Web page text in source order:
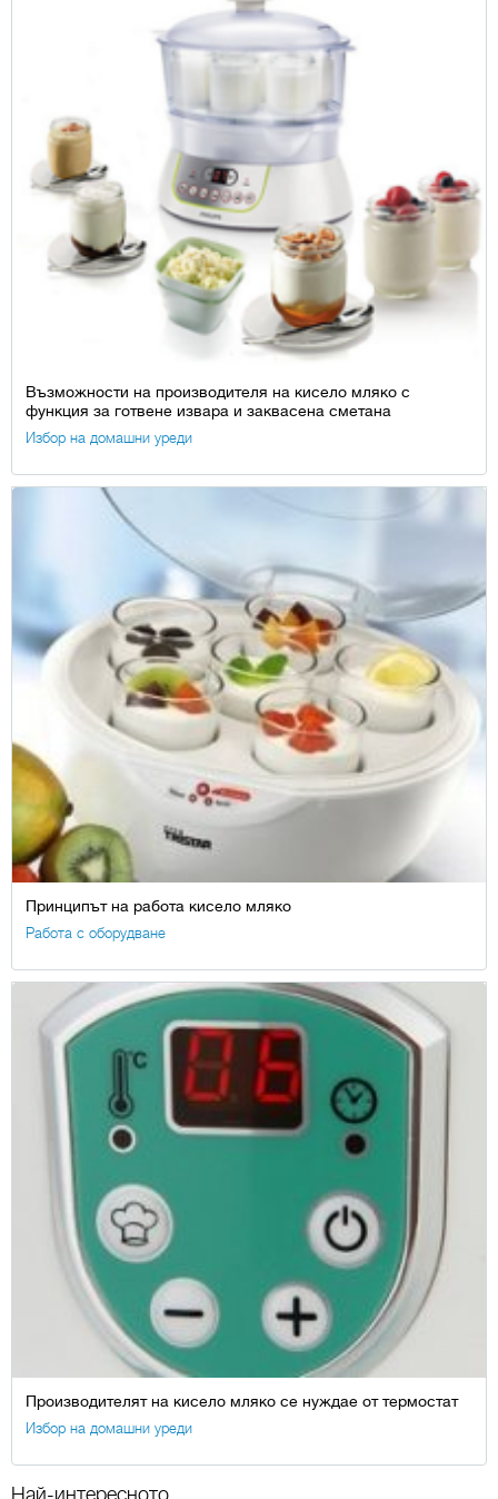
Възможности на производителя на кисело мляко с
функция за готвене извара и заквасена сметана
Избор на домашни уреди
Принципът на работа кисело мляко
Работа с оборудване
Производителят на кисело мляко се нуждае от термостат
Избор на домашни уреди